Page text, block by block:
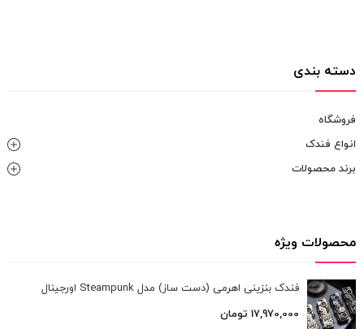
دسته بندی
فروشگاه
انواع فندک
برند محصولات
محصولات ویژه
فندک بنزینی اهرمی (دست ساز) مدل Steampunk اورجینال
17,970,000 تومان